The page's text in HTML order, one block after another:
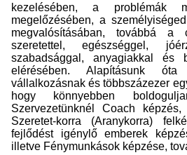
kezelésében, a problémák
megelőzésében, a
megvalósításában, továbbá
szeretettel, egészséggel,
szabadsággal, anyagiakkal és
elérésében. Alapításunk
vállalkozásnak és többszázezer
hogy könnyebben
Szervezetünknél Coach képzés,
Szeretet-korra (Aranykorra)
fejlődést igénylő emberek
illetve Fénymunkások képzése,